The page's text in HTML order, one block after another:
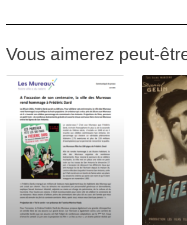
Vous aimerez peut-